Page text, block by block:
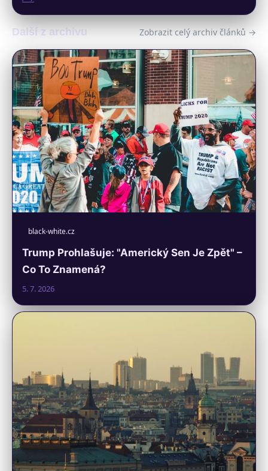
Další z archivu Zobrazit celý archiv článků →
black-white.cz
Trump Prohlašuje: "Americký Sen Je Zpět" –
Co To Znamená?
5. 7. 2026